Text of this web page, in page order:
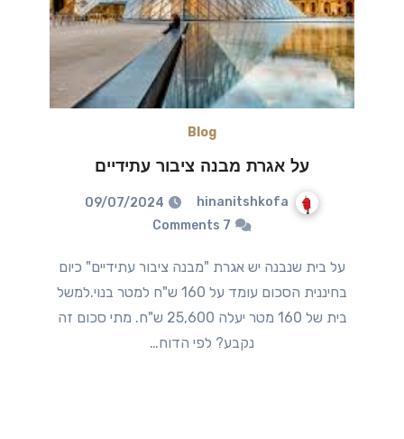
Blog
על אגרת מבנה ציבור עתידיים
hinanitshkofa
09/07/2024
7 Comments
על בית שנבנה יש אגרת "מבנה ציבור עתידיים" כיום
בחיננית הסכום עומד על 160 ש"ח למטר בנוי.למשל
בית של 160 מטר יעלה 25,600 ש"ח. מתי סכום זה
נקבע? לפי הדוח…